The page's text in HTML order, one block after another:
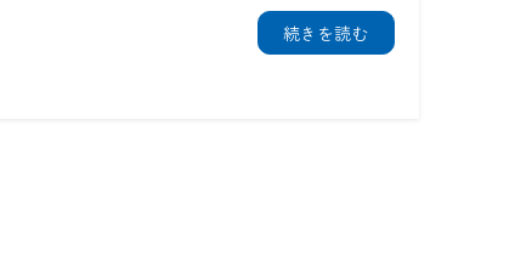
続きを読む